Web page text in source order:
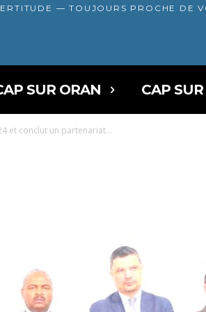
— TOUJOURS PROCHE DE
SUR ORAN CAP
et conclut un partenariat...